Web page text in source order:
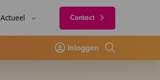
Actueel Contact
Inloggen
Zoeken